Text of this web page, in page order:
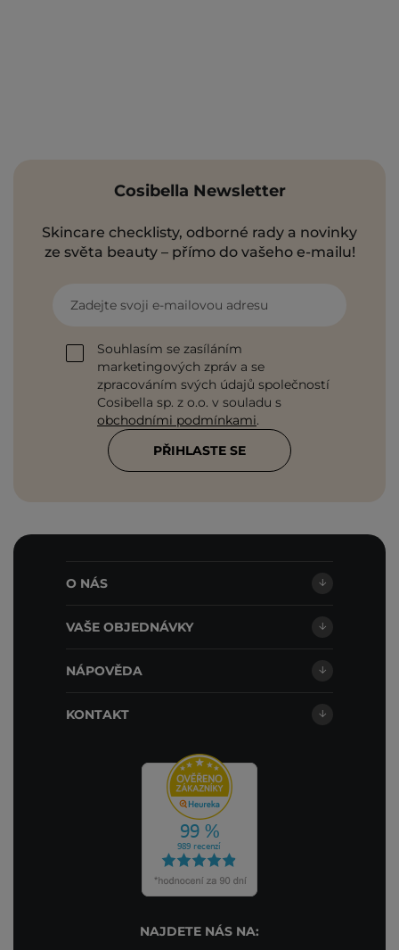
Cosibella Newsletter
Skincare checklisty, odborné rady a novinky
ze světa beauty – přímo do vašeho e-mailu!
Zadejte svoji e-mailovou adresu
Souhlasím se zasíláním
marketingových zpráv a se
zpracováním svých údajů společností
Cosibella sp. z o.o. v souladu s
obchodními podmínkami.
PŘIHLASTE SE
O NÁS
VAŠE OBJEDNÁVKY
NÁPOVĚDA
KONTAKT
NAJDETE NÁS NA: